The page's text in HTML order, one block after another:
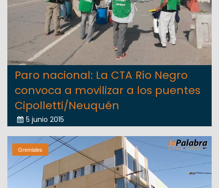
Paro nacional: La CTA Río Negro
convoca a movilizar a los puentes
Cipolletti/Neuquén
5 junio 2015
Gremiales